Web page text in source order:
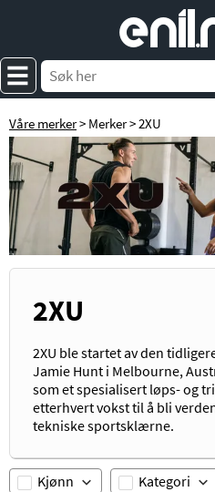
enil
Våre merker> Merker > 2XU
2XU
2XU ble startet av den
Jamie Hunt i Melbourne,
som et spesialisert løps- og
etterhvert vokst til å bli
tekniske sportsklærne.
Kjønn Kategori